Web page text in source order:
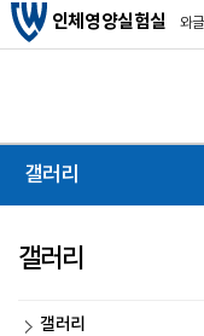
인체영양실험실 와
갤러리
갤러리
갤러리